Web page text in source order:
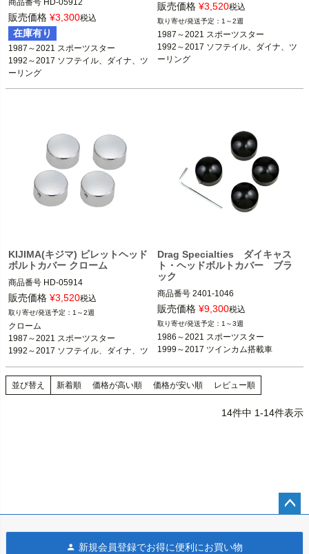
商品番号 HD-05912
1987～2021 スポーツスター
1992～2017 ソフテイル、ダイナ、ツ
ーリング
KIJIMA（キジマ）
販売価格 ¥3,300税込
在庫有り
1987～2021 スポーツスター
1992～2017 ソフテイル、ダイナ、ツ
ーリング
1987～2021 スポーツスター
1992～2017 ソフテイル、ダイナ、ツ
KIJIMA（キジマ）
販売価格 ¥3,520税込
1～2週
1987～2021 スポーツスター
1992～2017 ソフテイル、ダイナ、ツ
ーリング
KIJIMA(キジマ) ビレットヘッド
ボルトカバー クローム
商品番号 HD-05914
1987～2021 スポーツスター
1992～2017 ソフテイル、ダイナ、ツ
ーリング
KIJIMA（キジマ）
販売価格 ¥3,520税込
1～2週
クローム
1987～2021 スポーツスター
1992～2017 ソフテイル、ダイナ、ツ
Drag Specialties ダイキャス
ト・ヘッドボルトカバー ブラ
ック
商品番号 2401-1046
1986～2021 スポーツスター ※XRモ
デル不可
1999～2017 ダイナ
2000～2017 ソフテイル
1999～2016 ツーリング、トライク
Drag Specialties（ドラッグスペシャ
販売価格 ¥9,300税込
1～3週
1986～2021 スポーツスター
1999～2017 ツインカム搭載車
並び替え 新着順 価格が高い順 価格が安い順 レビュー順
14件中 1-14件表示
新規会員登録でお得に便利にお買い物